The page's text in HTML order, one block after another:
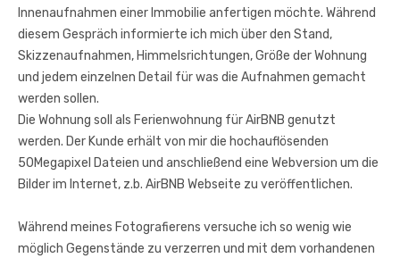
Innenaufnahmen einer Immobilie anfertigen möchte. Während
diesem Gespräch informierte ich mich über den Stand,
Skizzenaufnahmen, Himmelsrichtungen, Größe der Wohnung
und jedem einzelnen Detail für was die Aufnahmen gemacht
werden sollen.
Die Wohnung soll als Ferienwohnung für AirBNB genutzt
werden. Der Kunde erhält von mir die hochauflösenden
50Megapixel Dateien und anschließend eine Webversion um die
Bilder im Internet, z.b. AirBNB Webseite zu veröffentlichen.
Während meines Fotografierens versuche ich so wenig wie
möglich Gegenstände zu verzerren und mit dem vorhandenen